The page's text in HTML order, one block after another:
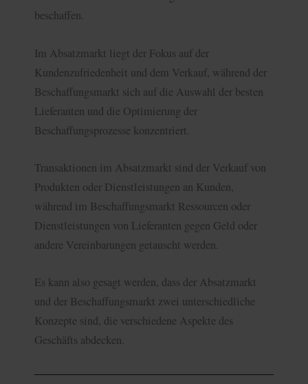
beschaffen.
Im Absatzmarkt liegt der Fokus auf der
Kundenzufriedenheit und dem Verkauf, während der
Beschaffungsmarkt sich auf die Auswahl der besten
Lieferanten und die Optimierung der
Beschaffungsprozesse konzentriert.
Transaktionen im Absatzmarkt sind der Verkauf von
Produkten oder Dienstleistungen an Kunden,
während im Beschaffungsmarkt Ressourcen oder
Dienstleistungen von Lieferanten gegen Geld oder
andere Vereinbarungen getauscht werden.
Es kann also gesagt werden, dass der Absatzmarkt
und der Beschaffungsmarkt zwei unterschiedliche
Konzepte sind, die verschiedene Aspekte des
Geschäfts abdecken.